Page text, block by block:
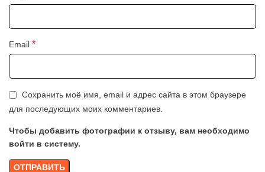
Email *
Сохранить моё имя, email и адрес сайта в этом браузере
для последующих моих комментариев.
Чтобы добавить фотографии к отзыву, вам необходимо
войти в систему.